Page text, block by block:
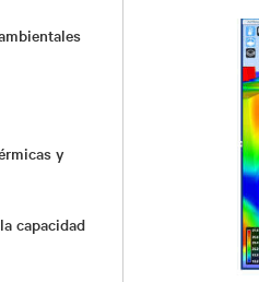
y
capacidad